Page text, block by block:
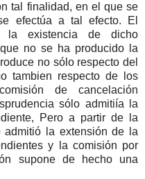
tal finalidad, en el que se
efectúa a tal efecto. El
la existencia de dicho
no se ha producido la
no sólo respecto del
tambien respecto de los
de cancelación
sólo admitiía la
Pero a partir de la
la extensión de la
y la comisión por
supone de hecho una